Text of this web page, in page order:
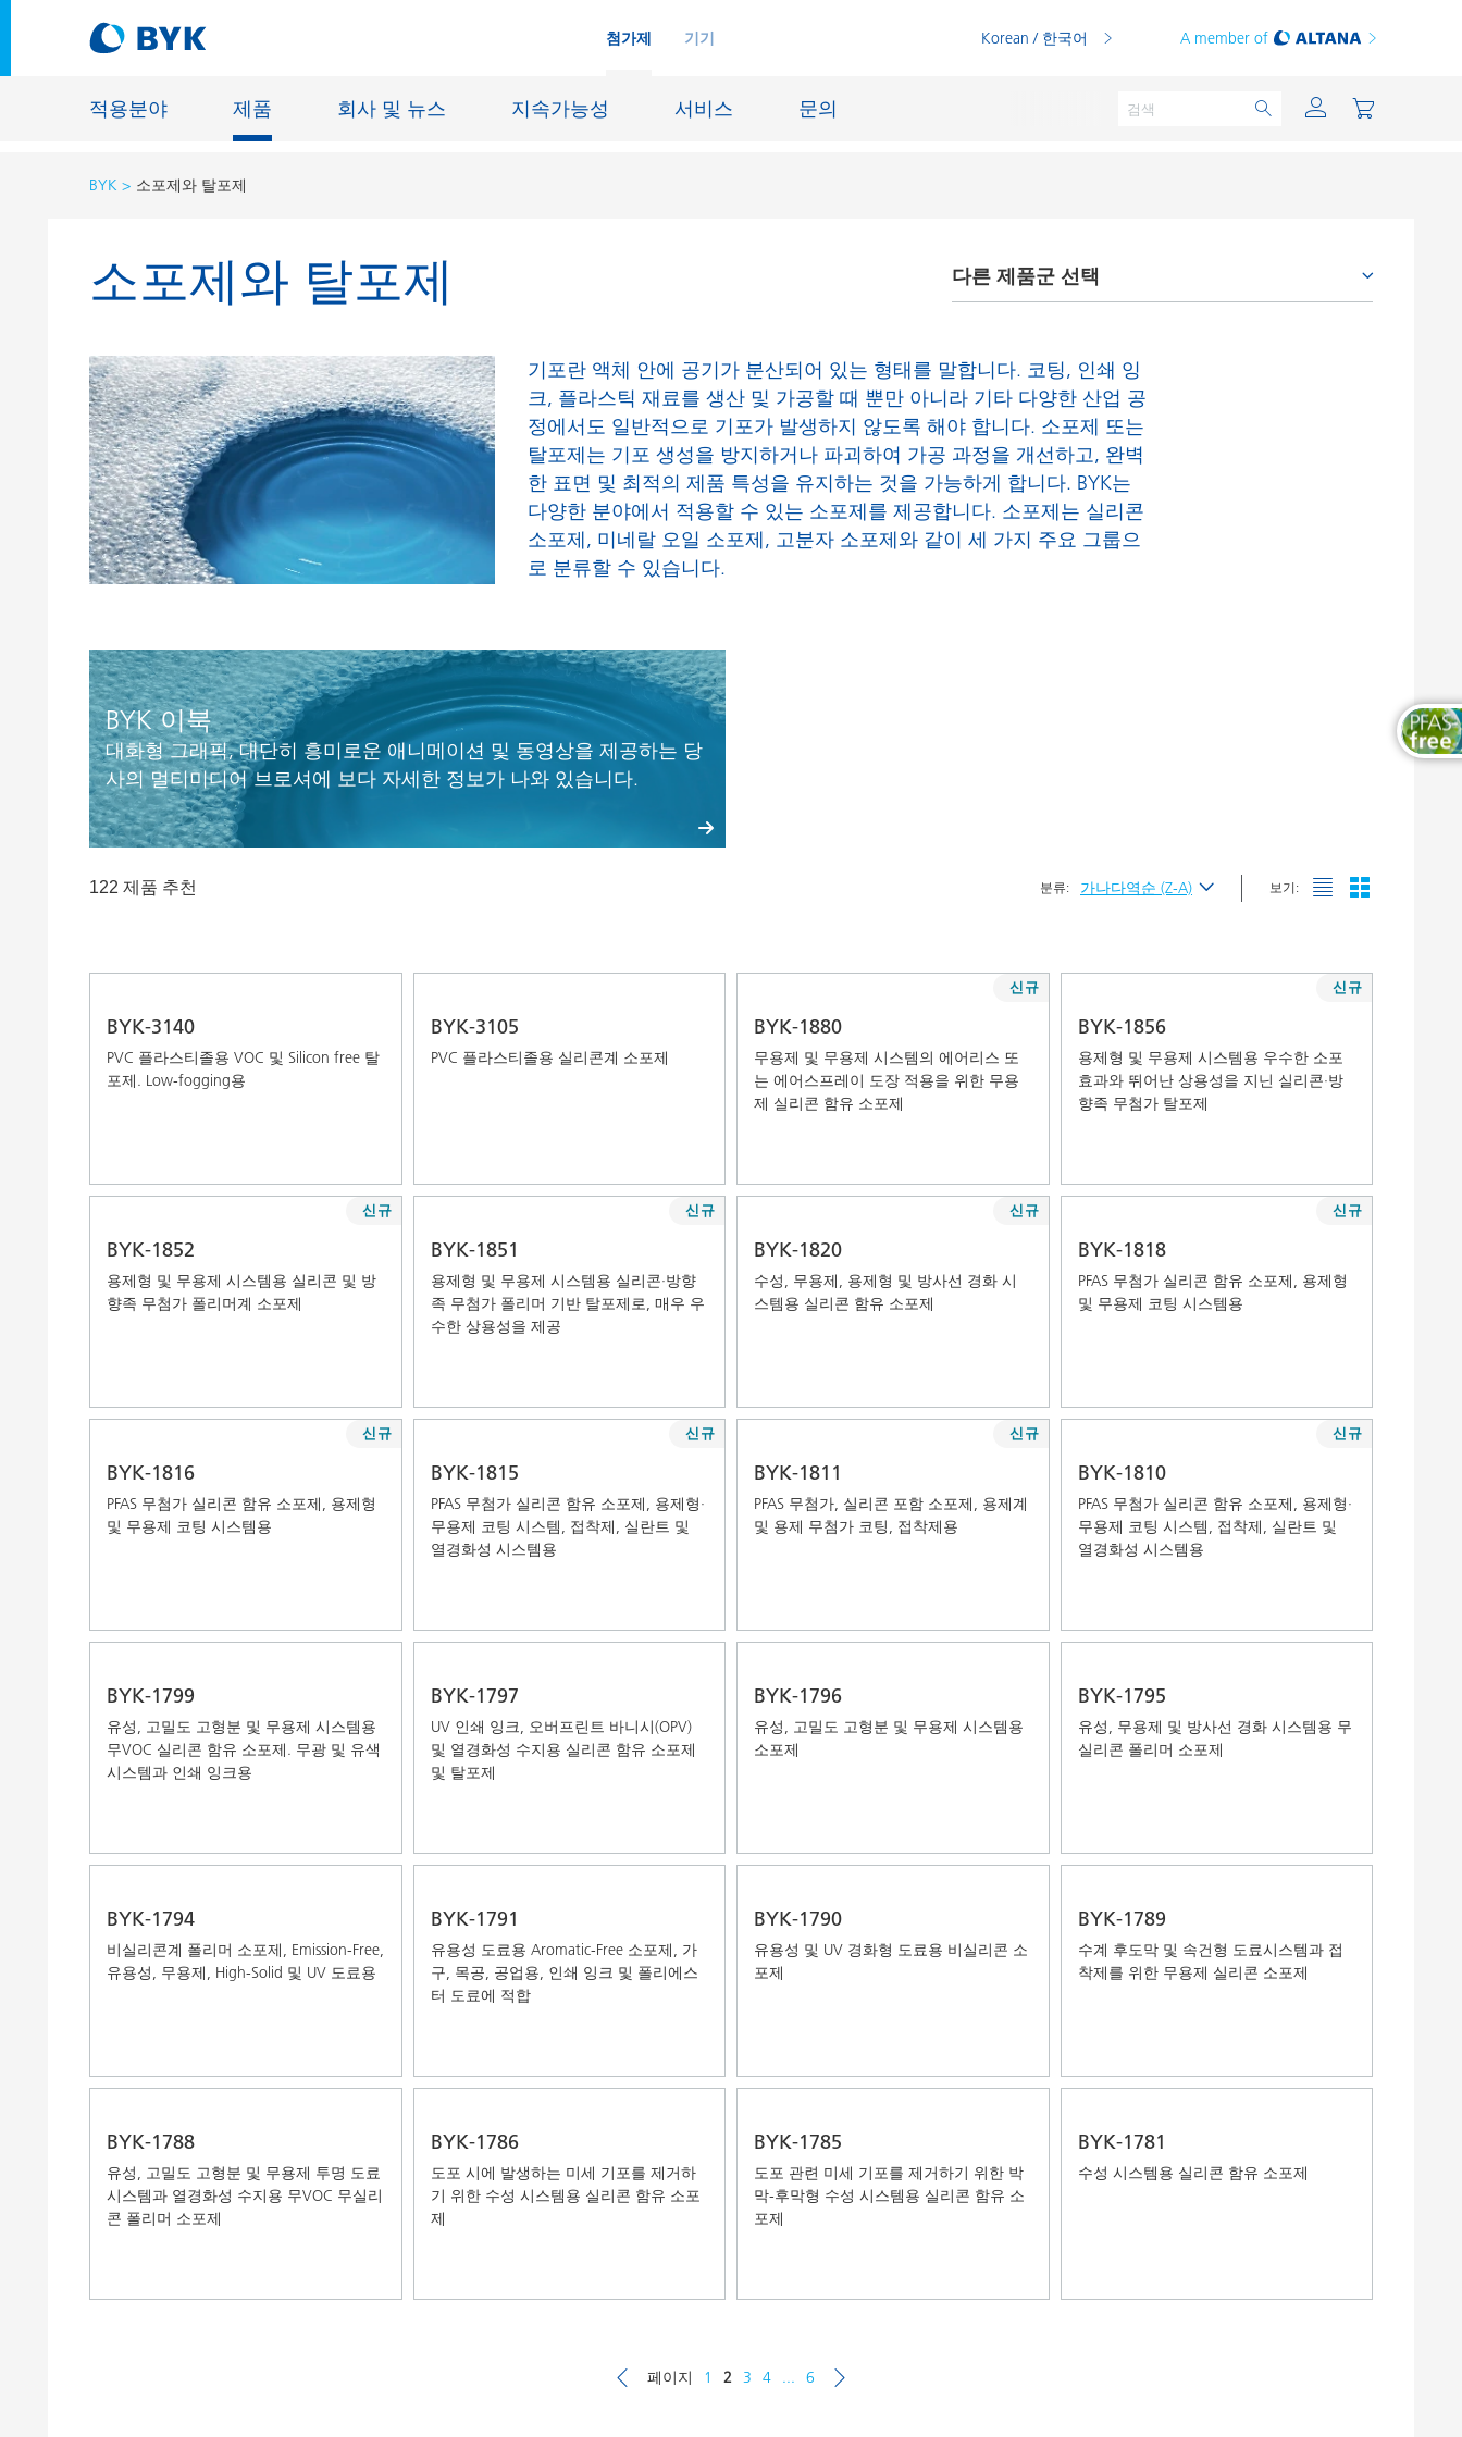
첨가제 기기 Korean / 한국어 A member of
적용분야 제품 회사 및 뉴스 지속가능성 서비스 문의
적용분야에 따른 제품 추천
적용분야에 따른 제품 추천
자동차 OEM 도료
자동차 보수용 도료
제관용 도료
Clay 촉매(Clay Catalyst)
PCM 도료
건축물용 화학재료
에너지 저장시스템
바닥재용 도료
주물 및 내화물
공업용 도료
홈 케어 및 I&I(산업용 및 기관, 보호시설용
선박 및 중방식용 도료
Oil & Gas 분야
종이 코팅
퍼스널 케어
분체용 도료
PVC 플라스티졸
열가소성 수지
열경화성 수지
목공용 도료
BYK 소포제와 탈포제
소포제와 탈포제 다른 제품군 선택
소포제와 탈포제
습윤분산제
왁스 첨가제
유동성 첨가제
표면용 첨가제
기포란 액체 안에 공기가 분산되어 있는 형태를 말합니다. 코팅, 인쇄 잉
크, 플라스틱 재료를 생산 및 가공할 때 뿐만 아니라 기타 다양한 산업 공
정에서도 일반적으로 기포가 발생하지 않도록 해야 합니다. 소포제 또는
탈포제는 기포 생성을 방지하거나 파괴하여 가공 과정을 개선하고, 완벽
한 표면 및 최적의 제품 특성을 유지하는 것을 가능하게 합니다. BYK는
다양한 분야에서 적용할 수 있는 소포제를 제공합니다. 소포제는 실리콘
소포제, 미네랄 오일 소포제, 고분자 소포제와 같이 세 가지 주요 그룹으
로 분류할 수 있습니다.
BYK 이북
대화형 그래픽, 대단히 흥미로운 애니메이션 및 동영상을 제공하는 당
사의 멀티미디어 브로셔에 보다 자세한 정보가 나와 있습니다.
122 제품 추천 분류: 가나다역순 (Z-A) 보기:
BYK-3140
PVC 플라스티졸용 VOC 및 Silicon free 탈
포제. Low-fogging용
BYK-3105
PVC 플라스티졸용 실리콘계 소포제
BYK-1880
무용제 및 무용제 시스템의 에어리스 또
는 에어스프레이 도장 적용을 위한 무용
제 실리콘 함유 소포제
신규
BYK-1856
용제형 및 무용제 시스템용 우수한 소포
효과와 뛰어난 상용성을 지닌 실리콘·방
향족 무첨가 탈포제
신규
BYK-1852
용제형 및 무용제 시스템용 실리콘 및 방
향족 무첨가 폴리머계 소포제
신규
BYK-1851
용제형 및 무용제 시스템용 실리콘·방향
족 무첨가 폴리머 기반 탈포제로, 매우 우
수한 상용성을 제공
신규
BYK-1820
수성, 무용제, 용제형 및 방사선 경화 시
스템용 실리콘 함유 소포제
신규
BYK-1818
PFAS 무첨가 실리콘 함유 소포제, 용제형
및 무용제 코팅 시스템용
신규
BYK-1816
PFAS 무첨가 실리콘 함유 소포제, 용제형
및 무용제 코팅 시스템용
신규
BYK-1815
PFAS 무첨가 실리콘 함유 소포제, 용제형·
무용제 코팅 시스템, 접착제, 실란트 및
열경화성 시스템용
신규
BYK-1811
PFAS 무첨가, 실리콘 포함 소포제, 용제계
및 용제 무첨가 코팅, 접착제용
신규
BYK-1810
PFAS 무첨가 실리콘 함유 소포제, 용제형·
무용제 코팅 시스템, 접착제, 실란트 및
열경화성 시스템용
신규
BYK-1799
유성, 고밀도 고형분 및 무용제 시스템용
무VOC 실리콘 함유 소포제. 무광 및 유색
시스템과 인쇄 잉크용
BYK-1797
UV 인쇄 잉크, 오버프린트 바니시(OPV)
및 열경화성 수지용 실리콘 함유 소포제
및 탈포제
BYK-1796
유성, 고밀도 고형분 및 무용제 시스템용
소포제
BYK-1795
유성, 무용제 및 방사선 경화 시스템용 무
실리콘 폴리머 소포제
BYK-1794
비실리콘계 폴리머 소포제, Emission-Free,
유용성, 무용제, High-Solid 및 UV 도료용
BYK-1791
유용성 도료용 Aromatic-Free 소포제, 가
구, 목공, 공업용, 인쇄 잉크 및 폴리에스
터 도료에 적합
BYK-1790
유용성 및 UV 경화형 도료용 비실리콘 소
포제
BYK-1789
수계 후도막 및 속건형 도료시스템과 접
착제를 위한 무용제 실리콘 소포제
BYK-1788
유성, 고밀도 고형분 및 무용제 투명 도료
시스템과 열경화성 수지용 무VOC 무실리
콘 폴리머 소포제
BYK-1786
도포 시에 발생하는 미세 기포를 제거하
기 위한 수성 시스템용 실리콘 함유 소포
제
BYK-1785
도포 관련 미세 기포를 제거하기 위한 박
막-후막형 수성 시스템용 실리콘 함유 소
포제
BYK-1781
수성 시스템용 실리콘 함유 소포제
페이지 1 2 3 4 ... 6